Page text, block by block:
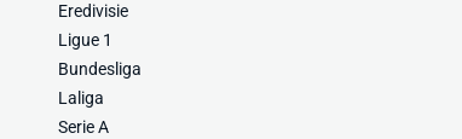
Eredivisie
Ligue 1
Bundesliga
Laliga
Serie A